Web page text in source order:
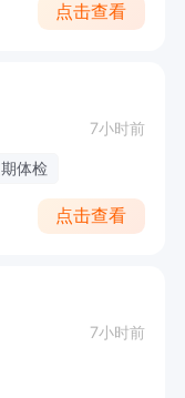
点击查看
7小时前
体检
点击查看
7小时前